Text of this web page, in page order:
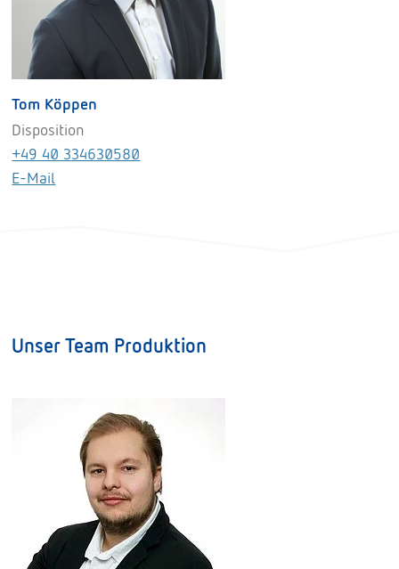
Tom Köppen
Disposition
+49 40 334630580
E-Mail
Unser Team Produktion